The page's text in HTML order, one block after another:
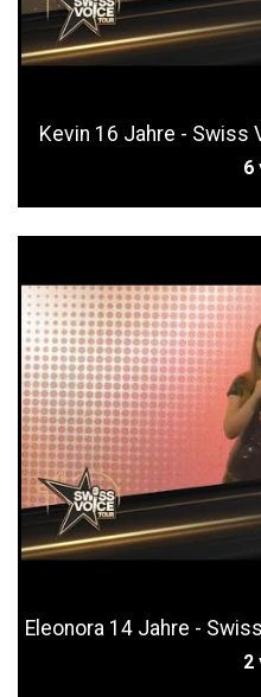
Kevin 16 Jahre - Swiss
6
Eleonora 14 Jahre -
2